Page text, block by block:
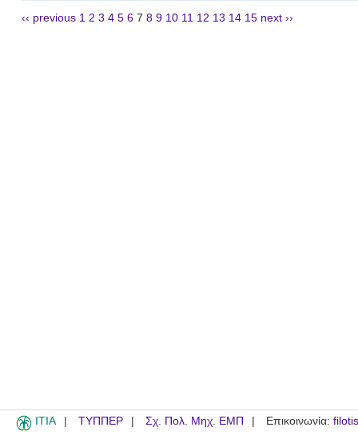
‹‹ previous 1 2 3 4 5 6 7 8 9 10 11 12 13 14 15 next ››
ITIA ΤΥΠΠΕΡ Σχ. Πολ. Μηχ. ΕΜΠ Επικοινωνία: